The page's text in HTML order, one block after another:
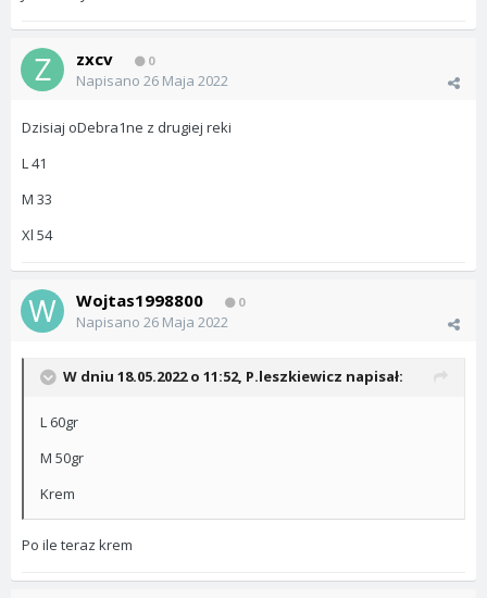
zxcv 0
Napisano 26 Maja 2022
Dzisiaj oDebra1ne z drugiej reki
L 41
M 33
Xl 54
Wojtas1998800 0
Napisano 26 Maja 2022
W dniu 18.05.2022 o 11:52, P.leszkiewicz napisał:
L 60gr
M 50gr
Krem
Po ile teraz krem